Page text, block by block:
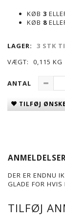
KØB 3
KØB 8
LAGER:
3 STK
VÆGT:
0,115 KG
ANTAL
TILFØJ
DER ER ENDNU
GLADE FOR
TILFØJ